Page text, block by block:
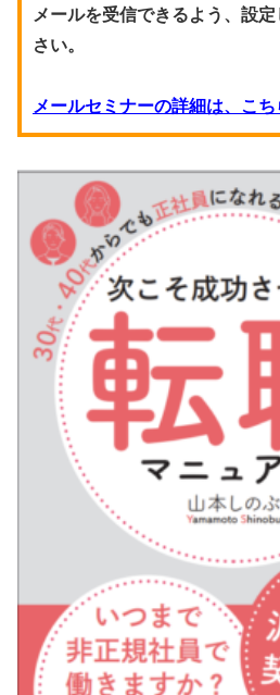
メールを受信できるよう、設
さい。
メールセミナーの詳細は、こち